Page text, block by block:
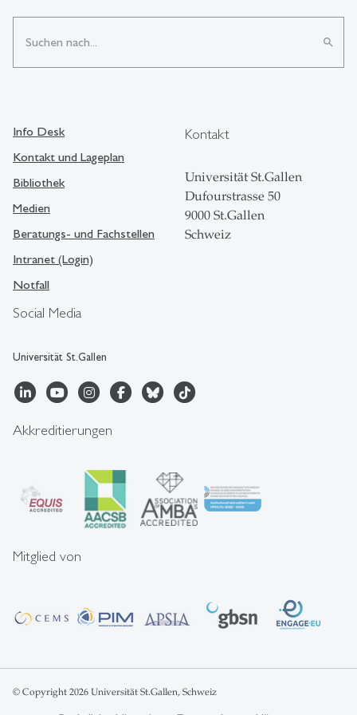
search
Social Media
Universität St.Gallen
Info Desk
Kontakt und Lageplan
Bibliothek
Medien
Beratungs- und Fachstellen
Intranet (Login)
Notfall
Kontakt
Universität St.Gallen
Dufourstrasse 50
9000 St.Gallen
Schweiz
Akkreditierungen
Mitglied von
© Copyright 2026 Universität St.Gallen, Schweiz